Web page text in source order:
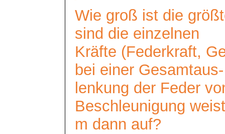
Wie groß ist die
sind die einzelnen
Kräfte (Federkraft,
bei einer Gesamtaus-
lenkung der Feder
Beschleunigung
m dann auf?